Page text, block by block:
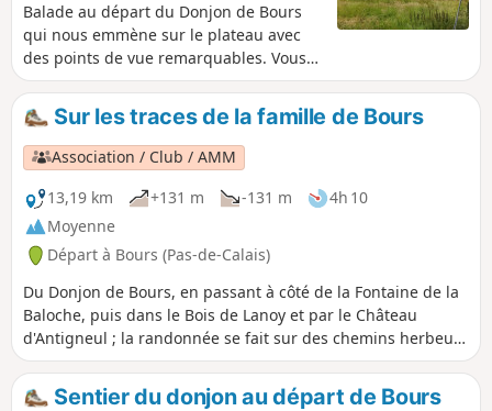
Balade au départ du Donjon de Bours
qui nous emmène sur le plateau avec
des points de vue remarquables. Vous
redescendrez vers le village et pour finir
petit tour dans les ruelles de Bours.
Sur les traces de la famille de Bours
Association / Club / AMM
13,19 km
+131 m -131 m
4h 10
Moyenne
Départ à Bours (Pas-de-Calais)
Du Donjon de Bours, en passant à côté de la Fontaine de la
Baloche, puis dans le Bois de Lanoy et par le Château
d'Antigneul ; la randonnée se fait sur des chemins herbeux
offrant de très belles vues.
Sentier du donjon au départ de Bours